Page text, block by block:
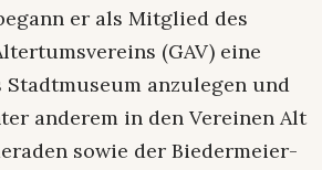
er als Mitglied des
(GAV) eine
Stadtmuseum anzulegen und
anderem in den Vereinen Alt
sowie der Biedermeier-